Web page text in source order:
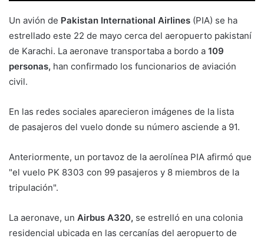
Un avión de Pakistan International Airlines (PIA) se ha
estrellado este 22 de mayo cerca del aeropuerto pakistaní
de Karachi. La aeronave transportaba a bordo a 109
personas, han confirmado los funcionarios de aviación
civil.
En las redes sociales aparecieron imágenes de la lista
de pasajeros del vuelo donde su número asciende a 91.
Anteriormente, un portavoz de la aerolínea PIA afirmó que
"el vuelo PK 8303 con 99 pasajeros y 8 miembros de la
tripulación".
La aeronave, un Airbus A320, se estrelló en una colonia
residencial ubicada en las cercanías del aeropuerto de